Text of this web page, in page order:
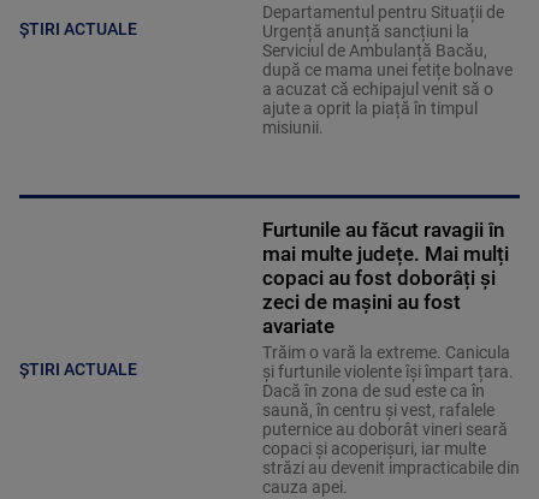
ȘTIRI ACTUALE
Departamentul pentru Situații de
Urgență anunță sancțiuni la
Serviciul de Ambulanță Bacău,
după ce mama unei fetițe bolnave
a acuzat că echipajul venit să o
ajute a oprit la piață în timpul
misiunii.
ȘTIRI ACTUALE
Furtunile au făcut ravagii în
mai multe județe. Mai mulți
copaci au fost doborâți și
zeci de mașini au fost
avariate
Trăim o vară la extreme. Canicula
și furtunile violente își împart țara.
Dacă în zona de sud este ca în
saună, în centru și vest, rafalele
puternice au doborât vineri seară
copaci și acoperișuri, iar multe
străzi au devenit impracticabile din
cauza apei.